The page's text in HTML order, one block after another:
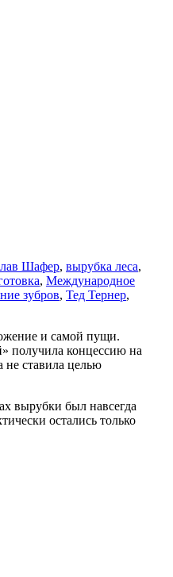
Шафер, вырубка леса,
, Международное
зубров, Тед Тернер,
и самой пущи.
получила концессию на
не ставила целью
вырубки был навсегда
остались только